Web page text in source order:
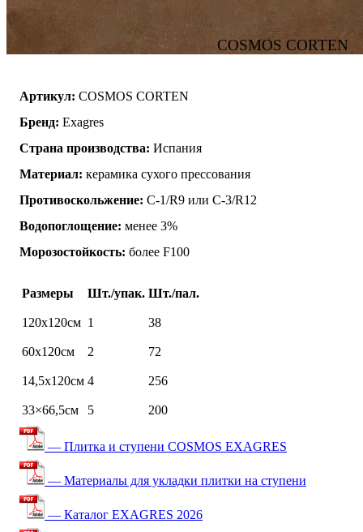
COSMOS CORTEN
Артикул: COSMOS CORTEN
Бренд: Exagres
Страна производства: Испания
Материал: керамика сухого прессования
Противоскольжение: C-1/R9 или C-3/R12
Водопоглощение: менее 3%
Морозостойкость: более F100
Размеры Шт./упак. Шт./пал.
120х120см 1 38
60х120см 2 72
14,5х120см 4 256
33×66,5см 5 200
— Плитка и ступени COSMOS EXAGRES
— Материалы для укладки плитки на ступени
— Каталог EXAGRES 2026